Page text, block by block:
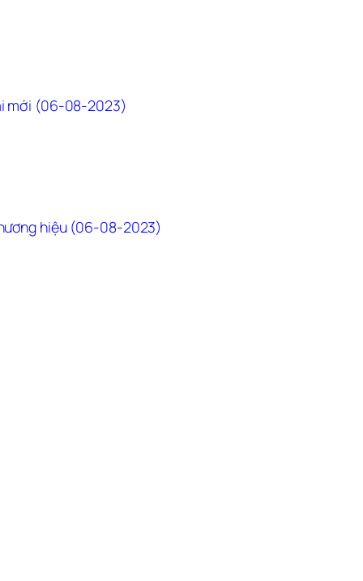
mới (06-08-2023)
hiệu (06-08-2023)